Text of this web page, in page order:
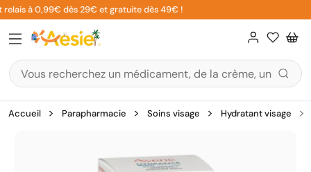
Aller
au
contenu
à 0,99€ dès 29€ et gratuite dès 49€ !
Accueil Parapharmacie Soins visage Hydratant visage